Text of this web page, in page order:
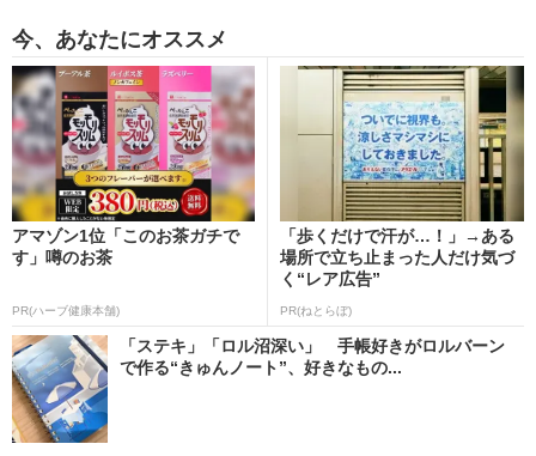
今、あなたにオススメ
アマゾン1位「このお茶ガチで
す」噂のお茶
PR(ハーブ健康本舗)
「歩くだけで汗が…！」→ある
場所で立ち止まった人だけ気づ
く“レア広告”
PR(ねとらぼ)
「ステキ」「ロル沼深い」 手帳好きがロルバーン
で作る“きゅんノート”、好きなもの...